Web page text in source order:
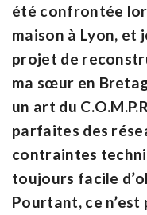
été confrontée
maison à Lyon, et
projet de
ma sœur en
un art du
parfaites des
contraintes
toujours facile
Pourtant, ce n’est